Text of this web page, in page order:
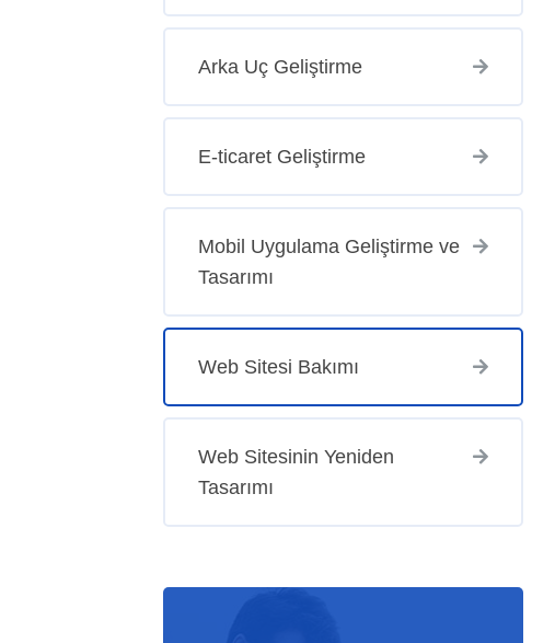
Arka Uç Geliştirme
E-ticaret Geliştirme
Mobil Uygulama Geliştirme ve
Tasarımı
Web Sitesi Bakımı
Web Sitesinin Yeniden
Tasarımı